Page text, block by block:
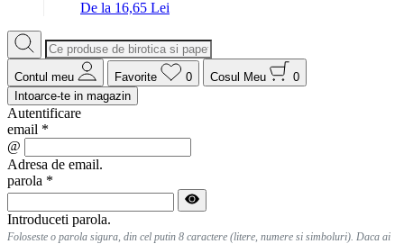
De la 16,65 Lei
Contul meu Favorite 0 Cosul Meu
0
Intoarce-te in magazin
Autentificare
email *
@
Adresa de email.
parola *
Introduceti parola.
Foloseste o parola sigura, din cel putin 8 caractere (litere, numere si simboluri). Daca ai